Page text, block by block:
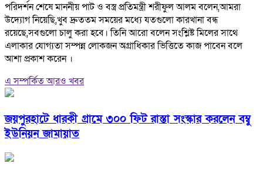
পরিদর্শন শেষে মাননীয় পাট ও বস্ত্র প্রতিমন্ত্রী শরীফুল আলম বলেন,আমরা
উদ্যোগ নিয়েছি,খুব দ্রুততম সময়ের মধ্যে যতগুলো কারখানা বন্ধ
রয়েছে,সবগুলো চালু করা হবে। তিনি আরো বলেন সংশ্লিষ্ট মিলের সাথে
এলাকার যোগ্যতা সম্পন্ন লোকজন অগ্রাধিকার ভিত্তিতে কাজ পাবেন বলে
আশা প্রকাশ করেন ।
এ সম্পর্কিত আরও খবর
জয়পুরহাটে ধারকী গ্রামে ৩০০ ফিট রাস্তা সংস্কার করলেন বম্বু
ইউনিয়ন জামায়াত